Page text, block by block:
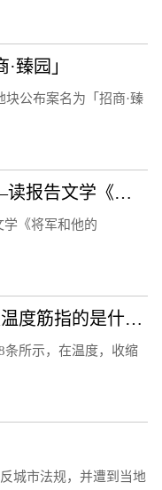
臻园」
公布案名为「招商·臻
种树的人也是一棵“大树”——读报告文学《将军和他的树》
《将军和他的
板设置温度筋的构造要求_板温度筋指的是什么筋
条所示，在温度，收缩
城市法规，并遭到当地